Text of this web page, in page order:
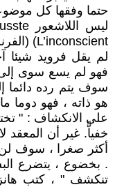
حتما وفقها كل
L’inconscient) (الفرنسي
لم يقل فرويد شيئا
فهو لم يسع سوى إلى
سوف يتم رده دائما
هو ذاته ، فهو دوما
على الانكشاف : "
خفياًّ. غير أن
أكثر صغرا ، سوف لن
. بخضوع ، يتضرع